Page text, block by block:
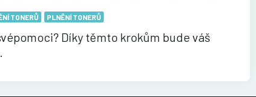
TONERŮ PLNĚNÍ TONERŮ
Díky těmto krokům bude váš